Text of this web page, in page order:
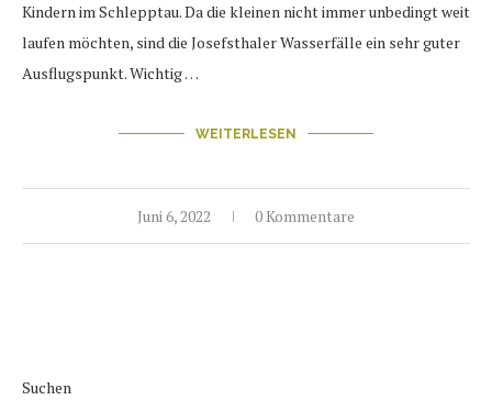
Kindern im Schlepptau. Da die kleinen nicht immer unbedingt weit
laufen möchten, sind die Josefsthaler Wasserfälle ein sehr guter
Ausflugspunkt. Wichtig …
WEITERLESEN
Juni 6, 2022 0 Kommentare
Suchen